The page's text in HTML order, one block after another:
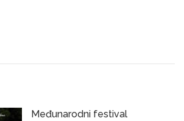
Međunarodni festival